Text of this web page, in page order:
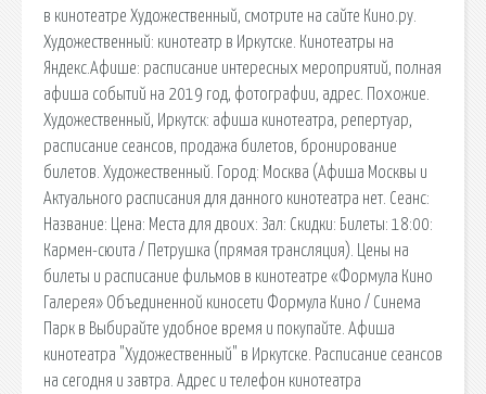
в кинотеатре Художественный, смотрите на сайте Кино.ру.
Художественный: кинотеатр в Иркутске. Кинотеатры на
Яндекс.Афише: расписание интересных мероприятий, полная
афиша событий на 2019 год, фотографии, адрес. Похожие.
Художественный, Иркутск: афиша кинотеатра, репертуар,
расписание сеансов, продажа билетов, бронирование
билетов. Художественный. Город: Москва (Афиша Москвы и
Актуального расписания для данного кинотеатра нет. Сеанс:
Название: Цена: Места для двоих: Зал: Скидки: Билеты: 18:00:
Кармен-сюита / Петрушка (прямая трансляция). Цены на
билеты и расписание фильмов в кинотеатре «Формула Кино
Галерея» Объединенной киносети Формула Кино / Синема
Парк в Выбирайте удобное время и покупайте. Афиша
кинотеатра "Художественный" в Иркутске. Расписание сеансов
на сегодня и завтра. Адрес и телефон кинотеатра